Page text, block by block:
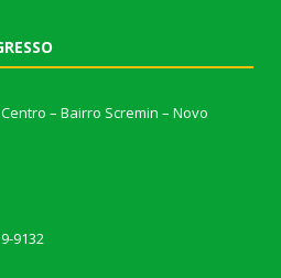
– Bairro Scremin – Novo
9132